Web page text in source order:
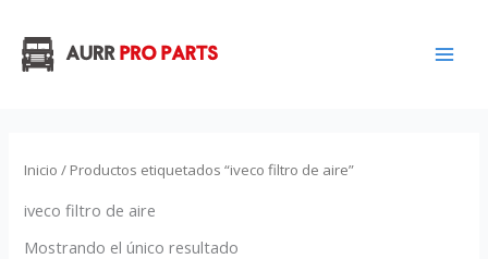
contenido
Inicio / Productos etiquetados “iveco filtro de aire”
iveco filtro de aire
Mostrando el único resultado